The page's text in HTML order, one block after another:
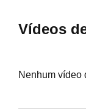
Vídeos
Nenhum vídeo